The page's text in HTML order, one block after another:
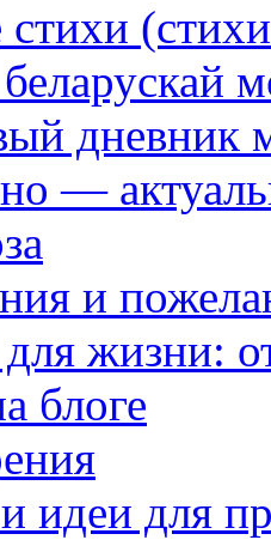
дневник
—
и
жизни:
блоге
идеи для